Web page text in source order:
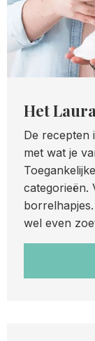
Het
De recepten
met wat je
categorieën.
wel even